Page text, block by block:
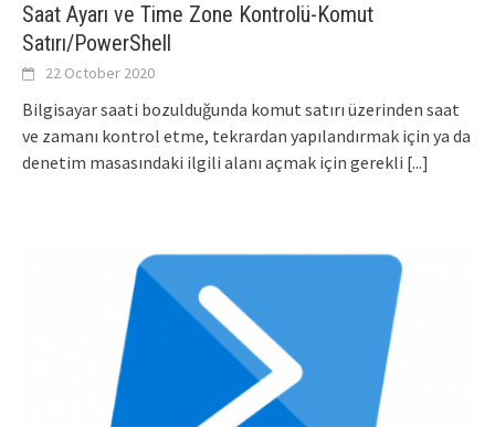
Saat Ayarı ve Time Zone Kontrolü-Komut
Satırı/PowerShell
22 October 2020
Bilgisayar saati bozulduğunda komut satırı üzerinden saat
ve zamanı kontrol etme, tekrardan yapılandırmak için ya da
denetim masasındaki ilgili alanı açmak için gerekli [...]